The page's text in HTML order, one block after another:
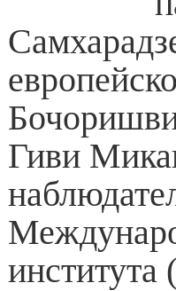
Гиви
института